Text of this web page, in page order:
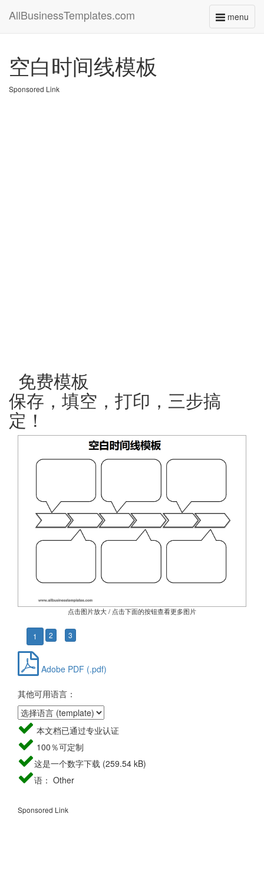
menu
Toggle
AllBusinessTemplates.com
空白时间线模板
Sponsored Link
免费模板
保存，填空，打印，三步搞
定！
点击图片放大 / 点击下面的按钮查看更多图片
1 2 3
Adobe PDF (.pdf)
其他可用语言：
本文档已通过专业认证
100％可定制
这是一个数字下载 (259.54 kB)
语： Other
Sponsored Link